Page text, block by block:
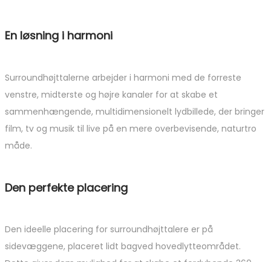
En løsning i harmoni
Surroundhøjttalerne arbejder i harmoni med de forreste
venstre, midterste og højre kanaler for at skabe et
sammenhængende, multidimensionelt lydbillede, der bringer
film, tv og musik til live på en mere overbevisende, naturtro
måde.
Den perfekte placering
Den ideelle placering for surroundhøjttalere er på
sidevæggene, placeret lidt bagved hovedlytteområdet.